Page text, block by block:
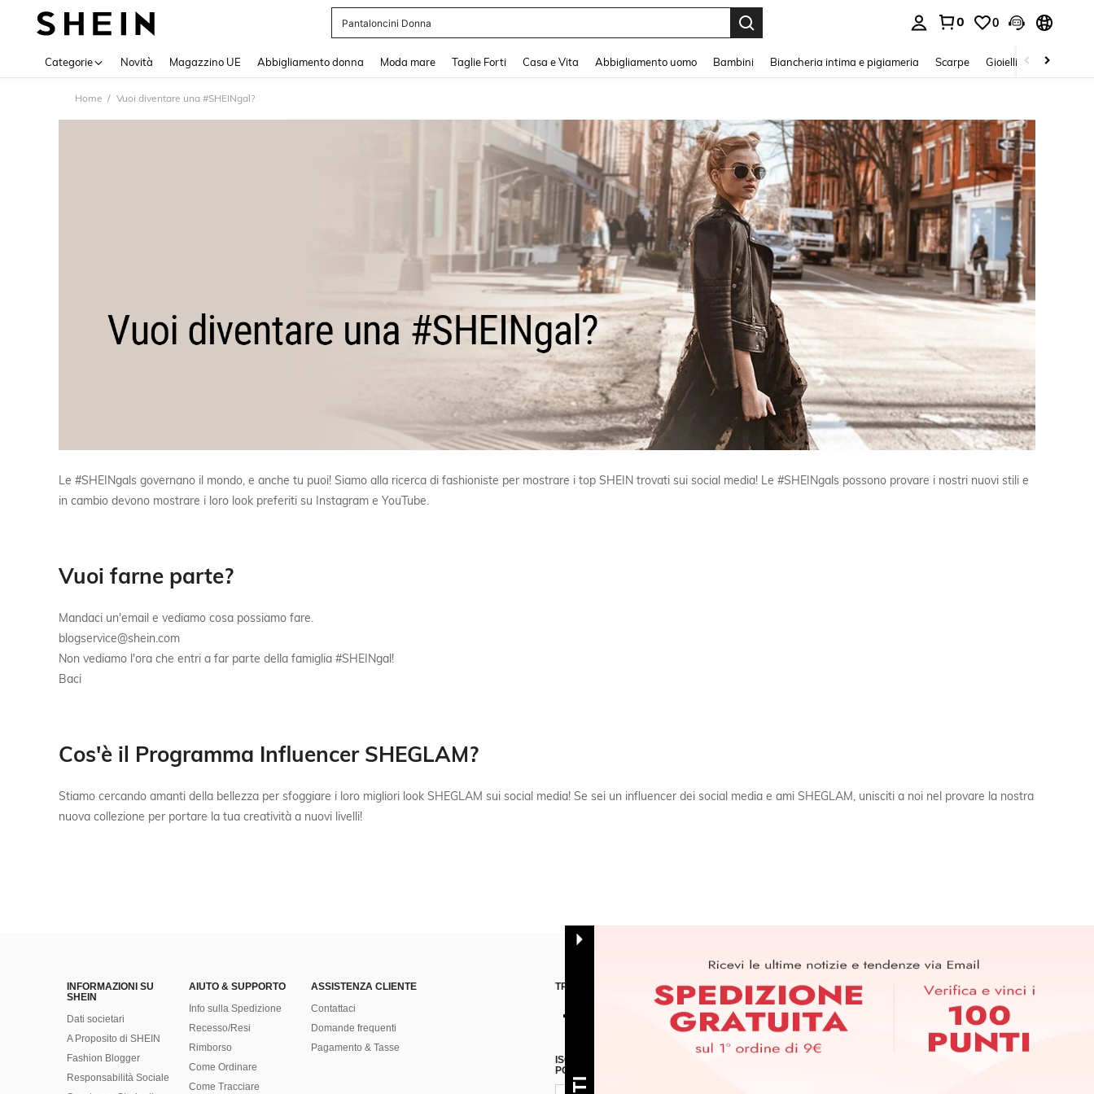
Pantaloncini Donna
0 0
Categorie Novità Magazzino UE Abbigliamento donna Moda mare Taglie Forti Casa e Vita Abbigliamento uomo Bambini Biancheria intima e pigiameria Scarpe Gioielli E Accessori
Home Vuoi diventare una #SHEINgal?
Le #SHEINgals governano il mondo, e anche tu puoi! Siamo alla ricerca di fashioniste per mostrare i top SHEIN trovati sui social media! Le #SHEINgals possono provare i nostri nuovi stili e
in cambio devono mostrare i loro look preferiti su Instagram e YouTube.
Vuoi farne parte?
Mandaci un'email e vediamo cosa possiamo fare.
blogservice@shein.com
Non vediamo l'ora che entri a far parte della famiglia #SHEINgal!
Baci
Cos'è il Programma Influencer SHEGLAM?
Stiamo cercando amanti della bellezza per sfoggiare i loro migliori look SHEGLAM sui social media! Se sei un influencer dei social media e ami SHEGLAM, unisciti a noi nel provare la nostra
nuova collezione per portare la tua creatività a nuovi livelli!
INFORMAZIONI SU
SHEIN
Dati societari
A Proposito di SHEIN
Fashion Blogger
Responsabilità Sociale
AIUTO & SUPPORTO
Info sulla Spedizione
Recesso/Resi
Rimborso
Come Ordinare
Come Tracciare
ASSISTENZA CLIENTE
Contattaci
Domande frequenti
Pagamento & Tasse
TROVACI SU APP
ISCRIVITI ALLA NOSTRA NEWSLETTER PER SCOPRIRE LE ULTIME TENDENZE IN ANTEPRIMA! (È
POSSIBILE ANNULLARE LA SOTTOSCRIZIONE IN QUALSIASI MOMENTO).